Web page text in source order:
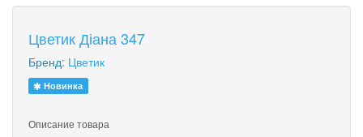
Цветик Діана 347
Бренд: Цветик
Новинка
Описание товара